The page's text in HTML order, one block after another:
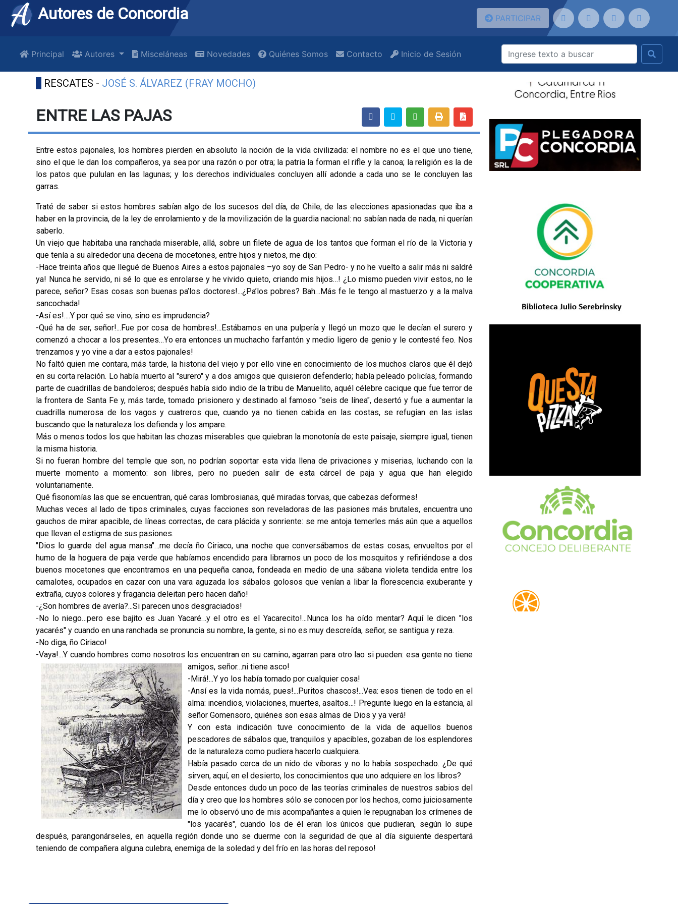
Autores de Concordia PARTICIPAR
Principal Autores Misceláneas Novedades Quiénes Somos Contacto Inicio de Sesión
RESCATES - JOSÉ S. ÁLVAREZ (FRAY MOCHO)
ENTRE LAS PAJAS
Entre estos pajonales, los hombres pierden en absoluto la noción de la vida civilizada: el nombre no es el que uno tiene,
sino el que le dan los compañeros, ya sea por una razón o por otra; la patria la forman el rifle y la canoa; la religión es la de
los patos que pululan en las lagunas; y los derechos individuales concluyen allí adonde a cada uno se le concluyen las
garras.
Traté de saber si estos hombres sabían algo de los sucesos del día, de Chile, de las elecciones apasionadas que iba a
haber en la provincia, de la ley de enrolamiento y de la movilización de la guardia nacional: no sabían nada de nada, ni querían
saberlo.
Un viejo que habitaba una ranchada miserable, allá, sobre un filete de agua de los tantos que forman el río de la Victoria y
que tenía a su alrededor una decena de mocetones, entre hijos y nietos, me dijo:
-Hace treinta años que llegué de Buenos Aires a estos pajonales –yo soy de San Pedro- y no he vuelto a salir más ni saldré
ya! Nunca he servido, ni sé lo que es enrolarse y he vivido quieto, criando mis hijos…! ¿Lo mismo pueden vivir estos, no le
parece, señor? Esas cosas son buenas pa’los doctores!...¿Pa’los pobres? Bah…Más fe le tengo al mastuerzo y a la malva
sancochada!
-Así es!....Y por qué se vino, sino es imprudencia?
-Qué ha de ser, señor!...Fue por cosa de hombres!...Estábamos en una pulpería y llegó un mozo que le decían el surero y
comenzó a chocar a los presentes…Yo era entonces un muchacho farfantón y medio ligero de genio y le contesté feo. Nos
trenzamos y yo vine a dar a estos pajonales!
No faltó quien me contara, más tarde, la historia del viejo y por ello vine en conocimiento de los muchos claros que él dejó
en su corta relación. Lo había muerto al "surero" y a dos amigos que quisieron defenderlo; había peleado policías, formando
parte de cuadrillas de bandoleros; después había sido indio de la tribu de Manuelito, aquél célebre cacique que fue terror de
la frontera de Santa Fe y, más tarde, tomado prisionero y destinado al famoso "seis de línea", desertó y fue a aumentar la
cuadrilla numerosa de los vagos y cuatreros que, cuando ya no tienen cabida en las costas, se refugian en las islas
buscando que la naturaleza los defienda y los ampare.
Más o menos todos los que habitan las chozas miserables que quiebran la monotonía de este paisaje, siempre igual, tienen
la misma historia.
Si no fueran hombre del temple que son, no podrían soportar esta vida llena de privaciones y miserias, luchando con la
muerte momento a momento: son libres, pero no pueden salir de esta cárcel de paja y agua que han elegido
voluntariamente.
Qué fisonomías las que se encuentran, qué caras lombrosianas, qué miradas torvas, que cabezas deformes!
Muchas veces al lado de tipos criminales, cuyas facciones son reveladoras de las pasiones más brutales, encuentra uno
gauchos de mirar apacible, de líneas correctas, de cara plácida y sonriente: se me antoja temerles más aún que a aquellos
que llevan el estigma de sus pasiones.
"Dios lo guarde del agua mansa"…me decía ño Ciriaco, una noche que conversábamos de estas cosas, envueltos por el
humo de la hoguera de paja verde que habíamos encendido para librarnos un poco de los mosquitos y refiriéndose a dos
buenos mocetones que encontramos en una pequeña canoa, fondeada en medio de una sábana violeta tendida entre los
camalotes, ocupados en cazar con una vara aguzada los sábalos golosos que venían a libar la florescencia exuberante y
extraña, cuyos colores y fragancia deleitan pero hacen daño!
-¿Son hombres de avería?...Si parecen unos desgraciados!
-No lo niego…pero ese bajito es Juan Yacaré…y el otro es el Yacarecito!...Nunca los ha oído mentar? Aquí le dicen "los
yacarés" y cuando en una ranchada se pronuncia su nombre, la gente, si no es muy descreída, señor, se santigua y reza.
-No diga, ño Ciriaco!
-Vaya!...Y cuando hombres como nosotros los encuentran en su camino, agarran para otro lao si pueden: esa gente no tiene
amigos, señor…ni tiene asco!
-Mirá!...Y yo los había tomado por cualquier cosa!
-Ansí es la vida nomás, pues!...Puritos chascos!...Vea: esos tienen de todo en el
alma: incendios, violaciones, muertes, asaltos…! Pregunte luego en la estancia, al
señor Gomensoro, quiénes son esas almas de Dios y ya verá!
Y con esta indicación tuve conocimiento de la vida de aquellos buenos
pescadores de sábalos que, tranquilos y apacibles, gozaban de los esplendores
de la naturaleza como pudiera hacerlo cualquiera.
Había pasado cerca de un nido de víboras y no lo había sospechado. ¿De qué
sirven, aquí, en el desierto, los conocimientos que uno adquiere en los libros?
Desde entonces dudo un poco de las teorías criminales de nuestros sabios del
día y creo que los hombres sólo se conocen por los hechos, como juiciosamente
me lo observó uno de mis acompañantes a quien le repugnaban los crímenes de
"los yacarés", cuando los de él eran los únicos que pudieran, según lo supe
después, parangonárseles, en aquella región donde uno se duerme con la seguridad de que al día siguiente despertará
teniendo de compañera alguna culebra, enemiga de la soledad y del frío en las horas del reposo!